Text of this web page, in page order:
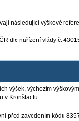
následující výškové
dle nařízení vlády č.
výšek, výchozím
v Kronštadtu
před zavedením kódu